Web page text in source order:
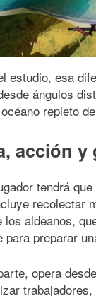
estudio, esa
ángulos
repleto
acción
tendrá
recolectar
los aldeanos,
para preparar
opera